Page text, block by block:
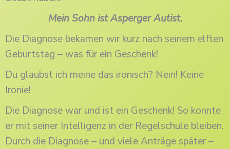
Mein Sohn ist Asperger Autist.
Die Diagnose bekamen wir kurz nach seinem elften
Geburtstag – was für ein Geschenk!
Du glaubst ich meine das ironisch? Nein! Keine
Ironie!
Die Diagnose war und ist ein Geschenk! So konnte
er mit seiner Intelligenz in der Regelschule bleiben.
Durch die Diagnose – und viele Anträge später –